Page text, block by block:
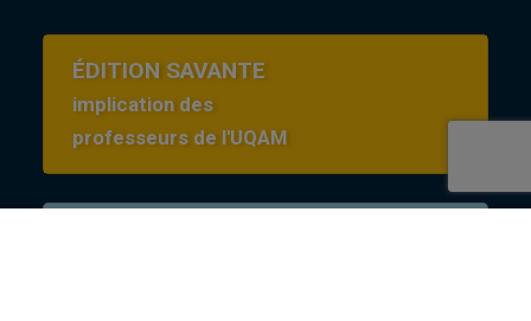
ÉDITION SAVANTE
implication des
professeurs de l'UQAM